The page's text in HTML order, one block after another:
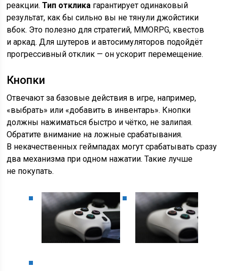
реакции.Тип отклика гарантирует одинаковый
результат, как бы сильно вы не тянули джойстики
вбок. Это полезно для стратегий, MMORPG, квестов
и аркад. Для шутеров и автосимуляторов подойдёт
прогрессивный отклик — он ускорит перемещение.
Кнопки
Отвечают за базовые действия в игре, например,
«выбрать» или «добавить в инвентарь». Кнопки
должны нажиматься быстро и чётко, не залипая.
Обратите внимание на ложные срабатывания.
В некачественных геймпадах могут срабатывать сразу
два механизма при одном нажатии. Такие лучше
не покупать.